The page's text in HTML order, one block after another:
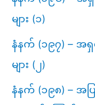
များ (၁)
နံနက် (၁၉၇) – အ
များ (၂)
နံနက် (၁၉၈) – အ